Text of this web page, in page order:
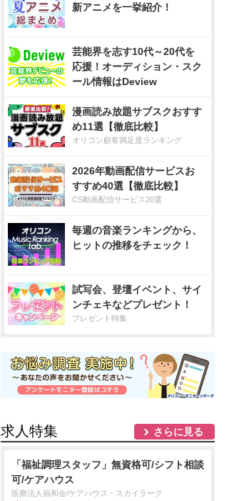
新アニメを一挙紹介！
芸能界を志す10代～20代を
応援！オーディション・スク
ール情報はDeview
漫画読み放題サブスクおすす
め11選【徹底比較】
オリコン顧客満足度ランキング
2026年動画配信サービスお
すすめ40選【徹底比較】
CS動画配信サービス20選
毎週の音楽ランキングから、
ヒットの推移をチェック！
試写会、登壇イベント、サイ
ンチェキなどプレゼント！
プレゼント特集
求人特集 さらに見る
「福祉調理スタッフ」無資格可/シフト相談
可/ケアハウス
医療法人福和会/ケアハウス・スカイラーク